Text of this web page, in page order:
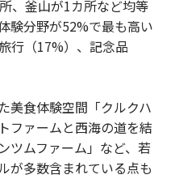
、釜山が1カ所など均等
験分野が52%で最も高い
行（17%）、記念品
美食体験空間「クルクハ
ファームと西海の道を結
ツムファーム」など、若
が多数含まれている点も